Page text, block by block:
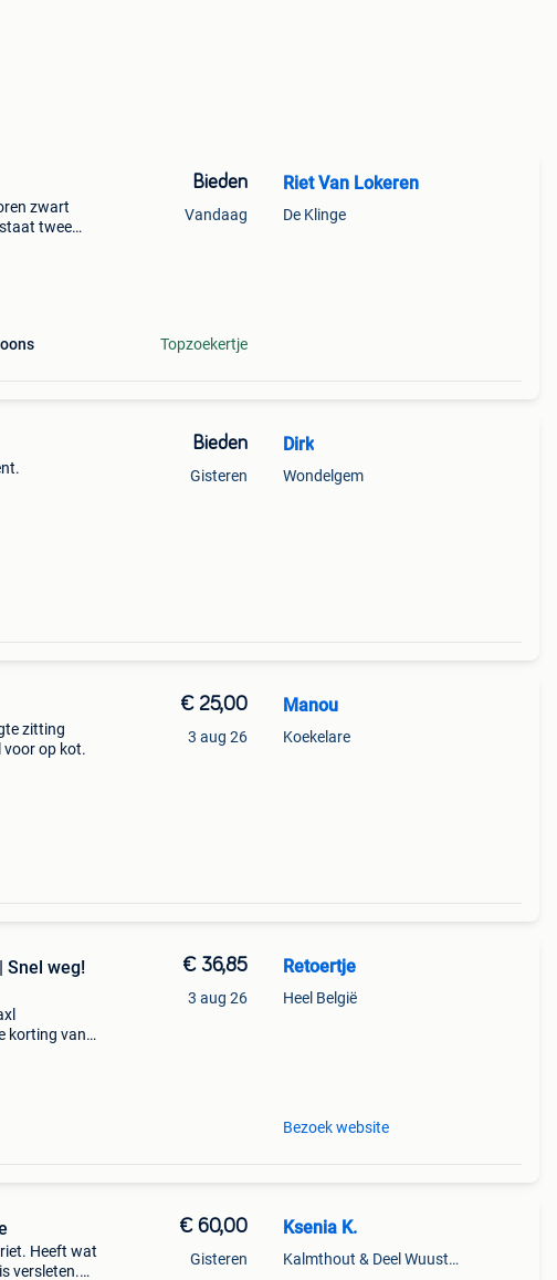
zwart
twee
Bieden
Vandaag
Topzoekertje
Riet Van Lokeren
De Klinge
Bieden
Gisteren
Dirk
Wondelgem
zitting
voor op kot.
€ 25,00
3 aug 26
Manou
Koekelare
Snel weg!
korting van
€ 36,85
3 aug 26
Retoertje
Heel België
Bezoek website
Heeft wat
versleten.
€ 60,00
Gisteren
Ksenia K.
Kalmthout & Deel Wuustwezel